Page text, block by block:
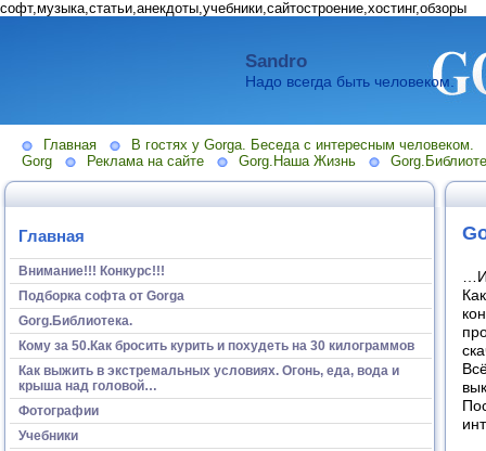
софт,музыка,статьи,анекдоты,учебники,сайтостроение,хостинг,обзоры
Sandro
Надо всегда быть человеком.
Главная
В гостях у Gorga. Беседа с интересным человеком.
Gorg
Реклама на сайте Gorg.Наша Жизнь
Главная
Внимание!!! Конкурс!!!
Подборка софта от Gorga
Gorg.Библиотека.
Кому за 50.Как бросить курить и похудеть на 30 килограммов
Как выжить в экстремальных условиях. Огонь, еда, вода и
крыша над головой…
Фотографии
Учебники